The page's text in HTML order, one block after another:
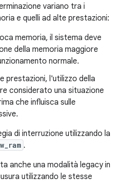
variano tra i
e quelli ad alte prestazioni:
memoria, il sistema deve
della memoria maggiore
normale.
prestazioni, l'utilizzo della
considerato una situazione
che influisca sulle
di interruzione utilizzando la
.
anche una modalità legacy in
utilizzando le stesse